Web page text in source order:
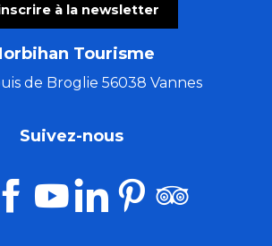
à la newsletter
Tourisme
de Broglie 56038 Vannes
Suivez-nous